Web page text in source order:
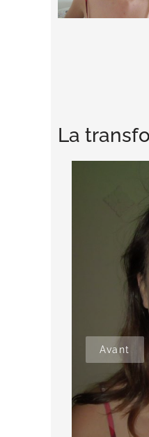
La
Avant